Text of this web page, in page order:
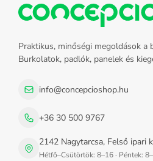
Praktikus, minőségi megoldások a
Burkolatok, padlók, panelek és
info@concepcioshop.hu
+36 30 500 9767
2142 Nagytarcsa, Felső ipari
Hétfő–Csütörtök: 8–16 · Péntek: